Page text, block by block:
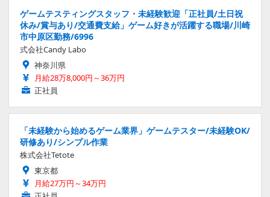
ゲームテスティングスタッフ・未経験歓迎「正社員/土日祝
休み/賞与あり/交通費支給」ゲーム好きが活躍する職場/川崎
市中原区勤務/6996
式会社Candy Labo
神奈川県
月給28万8,000円～36万円
正社員
「未経験から始めるゲーム業界」ゲームテスター/未経験OK/
研修あり/シンプル作業
株式会社Tetote
東京都
月給27万円～34万円